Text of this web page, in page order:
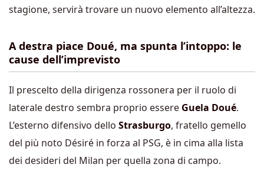
stagione, servirà trovare un nuovo elemento all’altezza.
A destra piace Doué, ma spunta l’intoppo: le
cause dell’imprevisto
Il prescelto della dirigenza rossonera per il ruolo di
laterale destro sembra proprio essere Guela Doué.
L’esterno difensivo dello Strasburgo, fratello gemello
del più noto Désiré in forza al PSG, è in cima alla lista
dei desideri del Milan per quella zona di campo.